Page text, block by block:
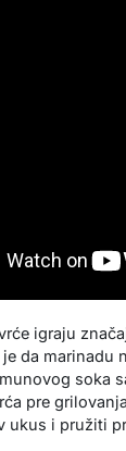
igraju
da marinadu
soka
pre
ukus i pružiti